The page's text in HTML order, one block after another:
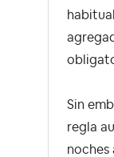
Sin
regla
noches